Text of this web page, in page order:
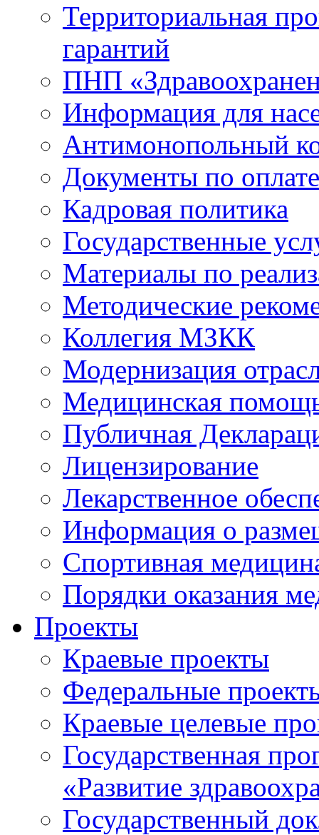
Территориальная
гарантий
ПНП
Информация для
Антимонопольный
Документы по
Кадровая политика
Государственные
Материалы по
Методические
Коллегия МЗКК
Модернизация
Медицинская
Публичная
Лицензирование
Лекарственное
Информация о
Спортивная
Порядки оказания
Проекты
Краевые проекты
Федеральные
Краевые целевые
Государственная
«Развитие
Государственный